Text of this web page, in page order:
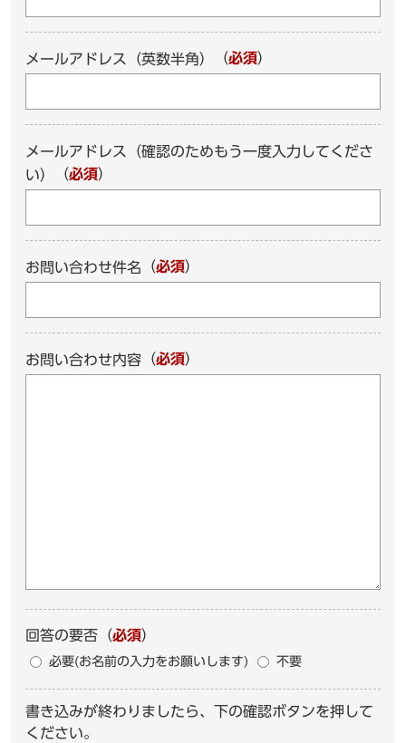
メールアドレス（英数半角） （必須）
メールアドレス（確認のためもう一度入力してくださ
い）
（必須）
お問い合わせ件名 （必須）
お問い合わせ内容 （必須）
回答の要否 （必須）
必要(お名前の入力をお願いします) 不要
書き込みが終わりましたら、下の確認ボタンを押して
ください。